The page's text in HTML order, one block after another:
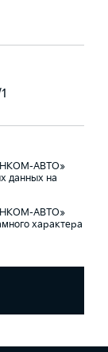
АВТО»
данных на
АВТО»
характера